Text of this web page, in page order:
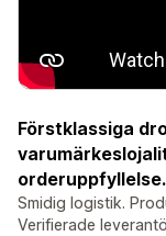
Förstklassiga
orderuppfyllelse.
Smidig logistik.
Verifierade